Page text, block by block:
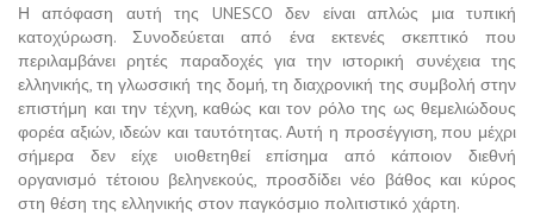
Η απόφαση αυτή της UNESCO δεν είναι απλώς μια τυπική
κατοχύρωση. Συνοδεύεται από ένα εκτενές σκεπτικό που
περιλαμβάνει ρητές παραδοχές για την ιστορική συνέχεια της
ελληνικής, τη γλωσσική της δομή, τη διαχρονική της συμβολή στην
επιστήμη και την τέχνη, καθώς και τον ρόλο της ως θεμελιώδους
φορέα αξιών, ιδεών και ταυτότητας. Αυτή η προσέγγιση, που μέχρι
σήμερα δεν είχε υιοθετηθεί επίσημα από κάποιον διεθνή
οργανισμό τέτοιου βεληνεκούς, προσδίδει νέο βάθος και κύρος
στη θέση της ελληνικής στον παγκόσμιο πολιτιστικό χάρτη.